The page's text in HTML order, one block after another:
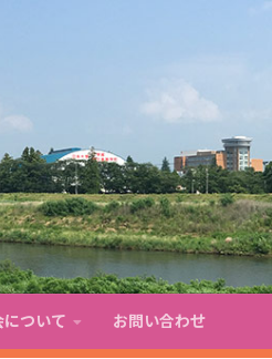
について お問い合わせ